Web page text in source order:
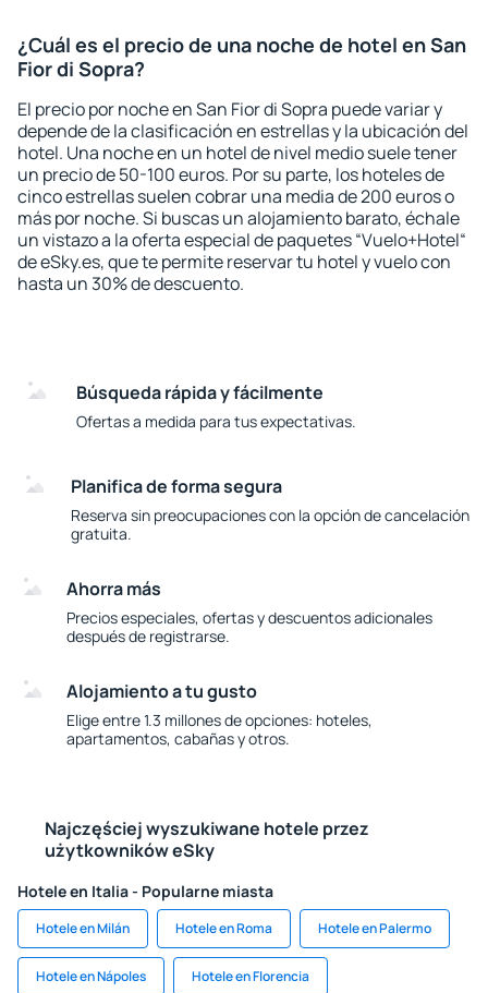
¿Cuál es el precio de una noche de hotel en San
Fior di Sopra?
El precio por noche en San Fior di Sopra puede variar y
depende de la clasificación en estrellas y la ubicación del
hotel. Una noche en un hotel de nivel medio suele tener
un precio de 50-100 euros. Por su parte, los hoteles de
cinco estrellas suelen cobrar una media de 200 euros o
más por noche. Si buscas un alojamiento barato, échale
un vistazo a la oferta especial de paquetes “Vuelo+Hotel“
de eSky.es, que te permite reservar tu hotel y vuelo con
hasta un 30% de descuento.
Búsqueda rápida y fácilmente
Ofertas a medida para tus expectativas.
Planifica de forma segura
Reserva sin preocupaciones con la opción de cancelación
gratuita.
Ahorra más
Precios especiales, ofertas y descuentos adicionales
después de registrarse.
Alojamiento a tu gusto
Elige entre 1.3 millones de opciones: hoteles,
apartamentos, cabañas y otros.
Najczęściej wyszukiwane hotele przez
użytkowników eSky
Hotele en Italia - Popularne miasta
Hotele en Milán Hotele en Roma Hotele en Palermo
Hotele en Nápoles Hotele en Florencia